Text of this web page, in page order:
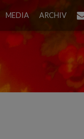
MEDIA ARCHIV